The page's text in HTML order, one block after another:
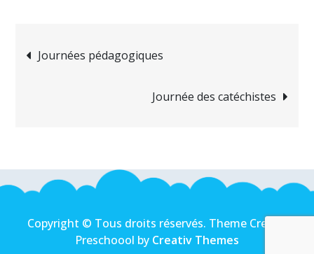
Navigation
Journées pédagogiques
Journée des catéchistes
Copyright © Tous droits réservés. Theme Creativ
Preschoool by Creativ Themes